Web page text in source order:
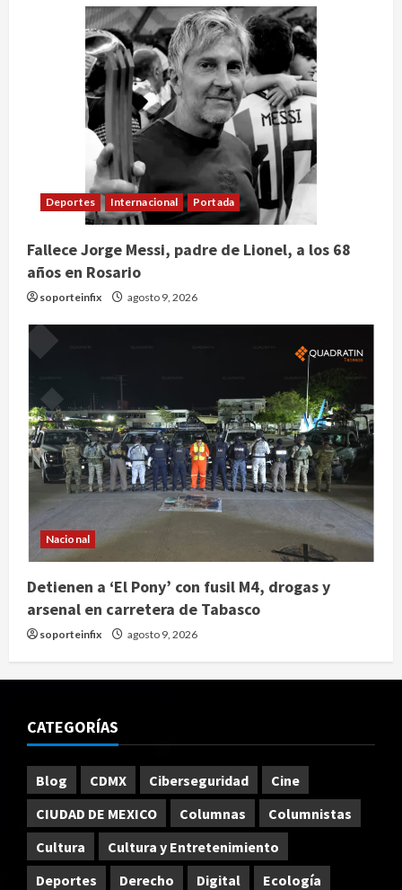
Deportes Internacional Portada
Fallece Jorge Messi, padre de Lionel, a los 68
años en Rosario
soporteinfix agosto 9, 2026
Nacional
Detienen a ‘El Pony’ con fusil M4, drogas y
arsenal en carretera de Tabasco
soporteinfix agosto 9, 2026
CATEGORÍAS
Blog CDMX Ciberseguridad
Cine
CIUDAD DE MEXICO
Columnas
Columnistas
Cultura
Cultura y Entretenimiento
Deportes
Derecho Digital
Ecología